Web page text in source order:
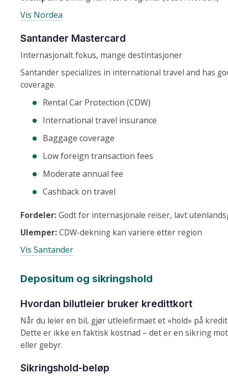
Vis Nordea
Santander Mastercard
Internasjonalt fokus, mange destintasjoner
Santander specializes in international travel and has
coverage.
Rental Car Protection (CDW)
International travel insurance
Baggage coverage
Low foreign transaction fees
Moderate annual fee
Cashback on travel
Fordeler:Godt for internasjonale reiser, lavt
Ulemper:CDW-dekning kan variere etter region
Vis Santander
Depositum og sikringshold
Hvordan bilutleier bruker kredittkort
Når du leier en bil, gjør utleiefirmaet et «hold» på
Dette er ikke en faktisk kostnad – det er en sikring
eller gebyr.
Sikringshold-beløp